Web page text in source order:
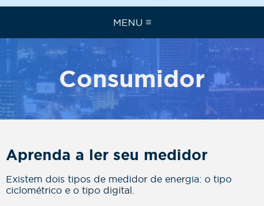
MENU ≡
Consumidor
Aprenda a ler seu medidor
Existem dois tipos de medidor de energia: o tipo
ciclométrico e o tipo digital.